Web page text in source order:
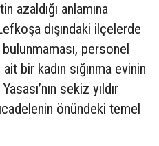
azaldığı anlamına
dışındaki ilçelerde
personel
bir kadın sığınma evinin
sekiz yıldır
önündeki temel